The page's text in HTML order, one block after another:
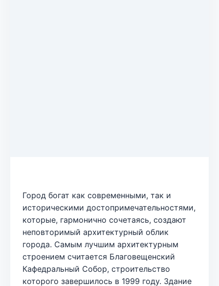
Город богат как современными, так и
историческими достопримечательностями,
которые, гармонично сочетаясь, создают
неповторимый архитектурный облик
города. Самым лучшим архитектурным
строением считается Благовещенский
Кафедральный Собор, строительство
которого завершилось в 1999 году. Здание